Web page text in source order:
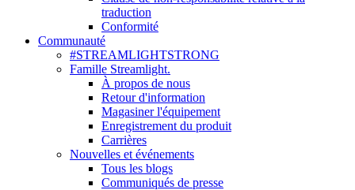
traduction
Conformité
Communauté
#STREAMLIGHTSTRONG
Famille Streamlight.
À propos de nous
Retour d'information
Magasiner l'équipement
Enregistrement du produit
Carrières
Nouvelles et événements
Tous les blogs
Communiqués de presse